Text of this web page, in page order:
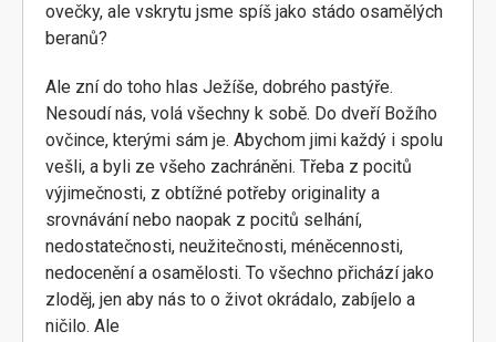
ovečky, ale vskrytu jsme spíš jako stádo osamělých
beranů?
Ale zní do toho hlas Ježíše, dobrého pastýře.
Nesoudí nás, volá všechny k sobě. Do dveří Božího
ovčince, kterými sám je. Abychom jimi každý i spolu
vešli, a byli ze všeho zachráněni. Třeba z pocitů
výjimečnosti, z obtížné potřeby originality a
srovnávání nebo naopak z pocitů selhání,
nedostatečnosti, neužitečnosti, méněcennosti,
nedocenění a osamělosti. To všechno přichází jako
zloděj, jen aby nás to o život okrádalo, zabíjelo a
ničilo. Ale